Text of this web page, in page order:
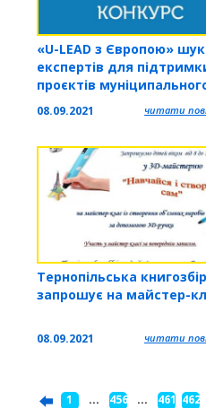
«U-LEAD з Європою»
експертів для
проєктів
08.09.2021 читати
Тернопільська
запрошує на майстер-
08.09.2021 читати
1 ... 456 ... 461 462